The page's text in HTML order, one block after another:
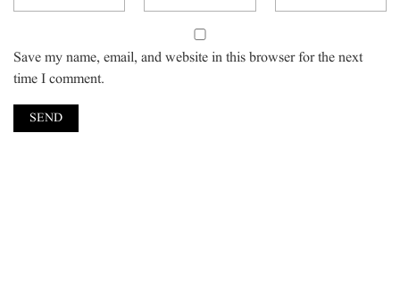
Save my name, email, and website in this browser for the next
time I comment.